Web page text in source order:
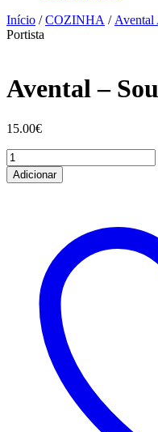
Início /COZINHA / Avental
Portista
Avental –
15.00€
Quantidade
de
Avental
Adicionar